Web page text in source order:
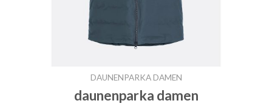
DAUNENPARKA DAMEN
daunenparka damen